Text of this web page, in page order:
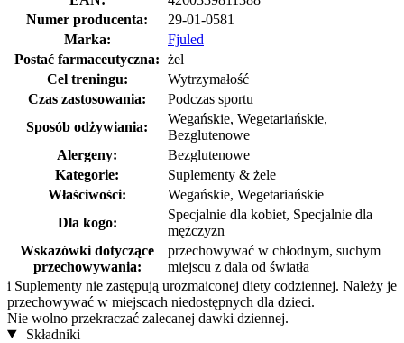
Numer producenta:
29-01-0581
Marka:
Fjuled
Postać farmaceutyczna: żel
Cel treningu:
Wytrzymałość
Czas zastosowania:
Podczas sportu
Sposób odżywiania:
Wegańskie, Wegetariańskie,
Bezglutenowe
Alergeny:
Bezglutenowe
Kategorie:
Suplementy & żele
Właściwości:
Wegańskie, Wegetariańskie
Dla kogo:
Specjalnie dla kobiet, Specjalnie dla
mężczyzn
Wskazówki dotyczące
przechowywania:
przechowywać w chłodnym, suchym
miejscu z dala od światła
i Suplementy nie zastępują urozmaiconej diety codziennej. Należy je
przechowywać w miejscach niedostępnych dla dzieci.
Nie wolno przekraczać zalecanej dawki dziennej.
Składniki